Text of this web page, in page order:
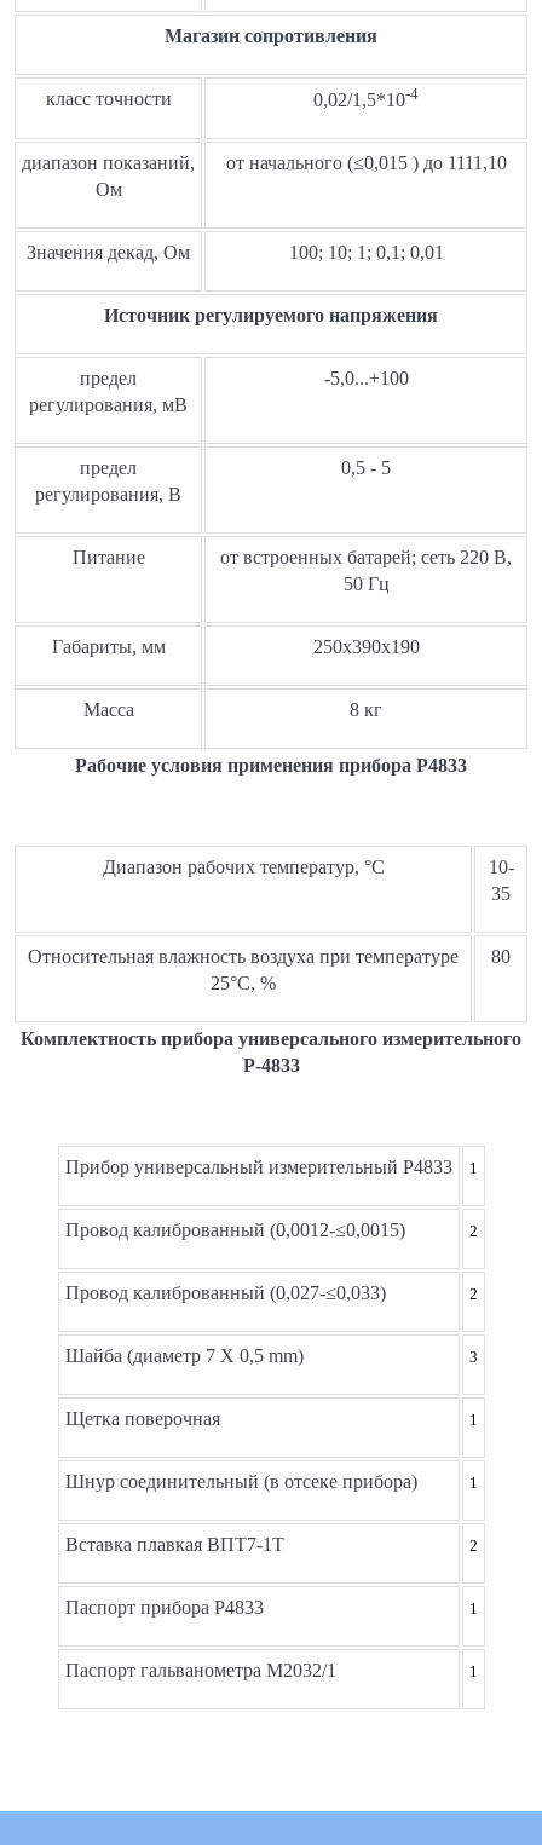
Магазин сопротивления
класс точности 0,02/1,5*10-4
диапазон показаний,
Ом
от начального (≤0,015 ) до 1111,10
Значения декад, Ом 100; 10; 1; 0,1; 0,01
Источник регулируемого напряжения
предел
регулирования, мВ
-5,0...+100
предел
регулирования, В
0,5 - 5
Питание
от встроенных батарей; сеть 220 В,
50 Гц
Габариты, мм 250х390х190
Масса 8 кг
Рабочие условия применения прибора Р4833
Диапазон рабочих температур, °С
10-
35
Относительная влажность воздуха при температуре
25°С, %
80
Комплектность прибора универсального измерительного
Р-4833
Прибор универсальный измерительный Р4833 1
Провод калиброванный (0,0012-≤0,0015) 2
Провод калиброванный (0,027-≤0,033) 2
Шайба (диаметр 7 X 0,5 mm) 3
Щетка поверочная 1
Шнур соединительный (в отсеке прибора) 1
Вставка плавкая ВПТ7-1Т 2
Паспорт прибора Р4833 1
Паспорт гальванометра М2032/1 1